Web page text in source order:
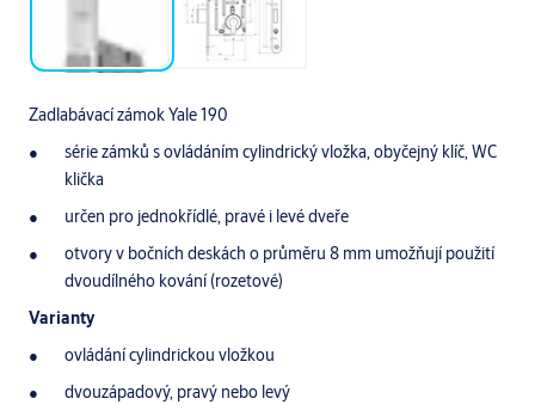
Zadlabávací zámok Yale 190
série zámků s ovládáním cylindrický vložka, obyčejný klíč, WC
klička
určen pro jednokřídlé, pravé i levé dveře
otvory v bočních deskách o průměru 8 mm umožňují použití
dvoudílného kování (rozetové)
Varianty
ovládání cylindrickou vložkou
dvouzápadový, pravý nebo levý